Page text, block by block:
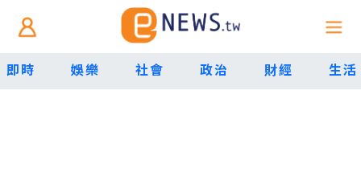
即時 娛樂 社會 政治 財經 生活